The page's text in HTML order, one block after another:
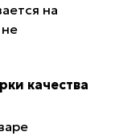
на
качества